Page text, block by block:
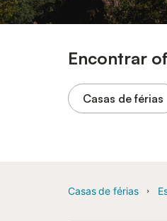
Encontrar
Casas de férias
Casas de férias